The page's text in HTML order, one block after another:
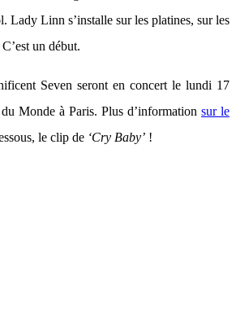
Lady Linn s’installe sur les platines, sur les
un début.
Seven seront en concert le lundi 17
Monde à Paris. Plus d’information sur le
le clip de ‘Cry Baby’ !